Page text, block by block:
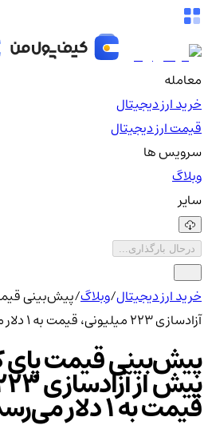
معامله
خرید ارز دیجیتال
قیمت ارز دیجیتال
سرویس ها
وبلاگ
سایر
درحال بارگذاری...
خرید ارز دیجیتال/وبلاگ/
آزادسازی ۲۲۳ میلیونی، قیمت به ۱ دلار می‌رسد؟
قیمت به ۱ دلار می‌رسد؟